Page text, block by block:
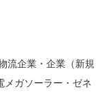
流企業・企業（新規
ガソーラー・ ゼネ